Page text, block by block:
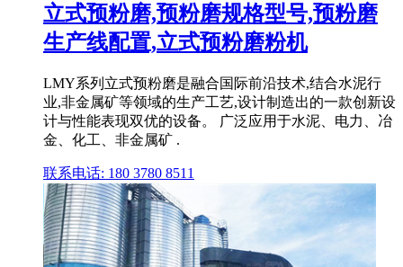
立式预粉磨,预粉磨规格型号,预粉磨
生产线配置,立式预粉磨粉机
LMY系列立式预粉磨是融合国际前沿技术,结合水泥行
业,非金属矿等领域的生产工艺,设计制造出的一款创新设
计与性能表现双优的设备。 广泛应用于水泥、电力、冶
金、化工、非金属矿 .
联系电话: 180 3780 8511